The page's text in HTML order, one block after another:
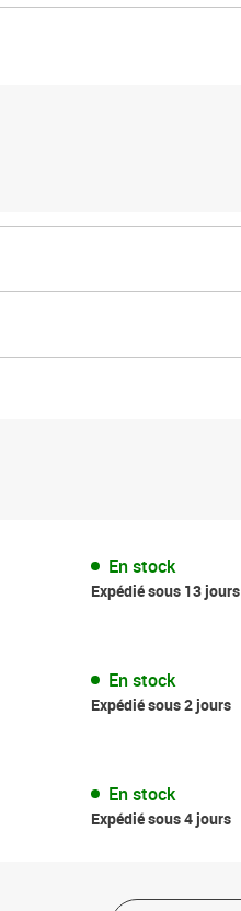
En stock
Expédié sous 13 jours
En stock
Expédié sous 2 jours
En stock
Expédié sous 4 jours